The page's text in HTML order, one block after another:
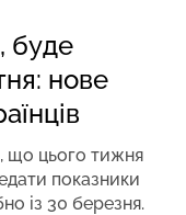
буде
нове
що цього тижня
показники
із 30 березня.